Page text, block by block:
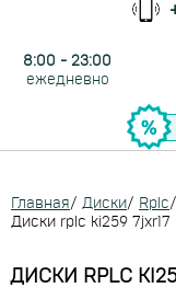
8:00 - 23:00
ежедневно
Главная/ Диски/ Rplc/
Диски rplc ki259 7jxr17
ДИСКИ RPLC